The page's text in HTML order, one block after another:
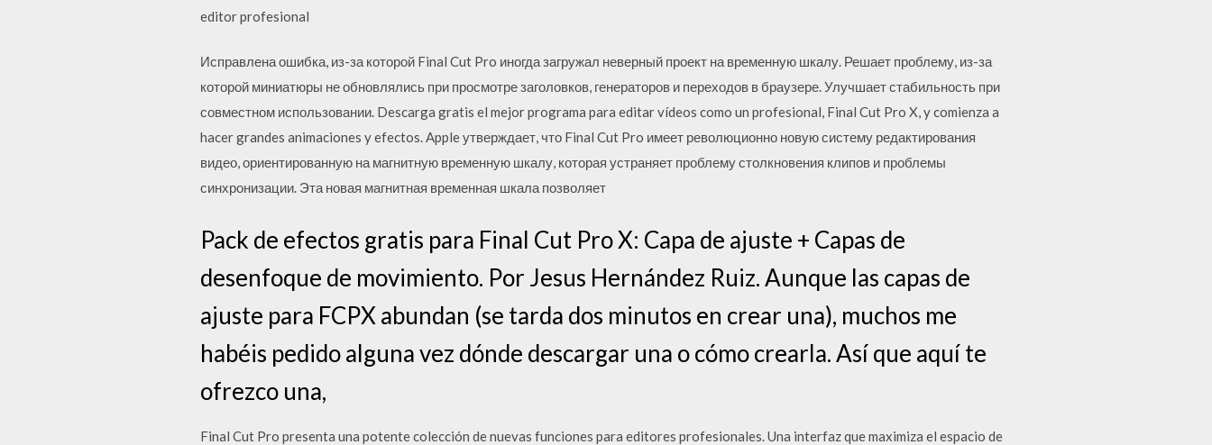
editor profesional
Исправлена ошибка, из-за которой Final Cut Pro иногда загружал неверный проект на временную шкалу. Решает проблему, из-за
которой миниатюры не обновлялись при просмотре заголовков, генераторов и переходов в браузере. Улучшает стабильность при
совместном использовании. Descarga gratis el mejor programa para editar vídeos como un profesional, Final Cut Pro X, y comienza a
hacer grandes animaciones y efectos. Apple утверждает, что Final Cut Pro имеет революционно новую систему редактирования
видео, ориентированную на магнитную временную шкалу, которая устраняет проблему столкновения клипов и проблемы
синхронизации. Эта новая магнитная временная шкала позволяет
Pack de efectos gratis para Final Cut Pro X: Capa de ajuste + Capas de
desenfoque de movimiento. Por Jesus Hernández Ruiz. Aunque las capas de
ajuste para FCPX abundan (se tarda dos minutos en crear una), muchos me
habéis pedido alguna vez dónde descargar una o cómo crearla. Así que aquí te
ofrezco una,
Final Cut Pro presenta una potente colección de nuevas funciones para editores profesionales. Una interfaz que maximiza el espacio de